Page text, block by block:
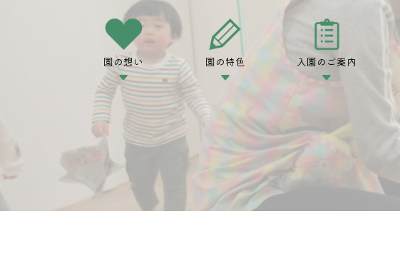
園の想い 園の特色 入園のご案内